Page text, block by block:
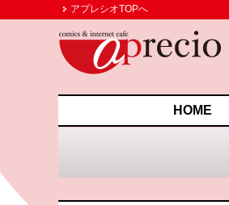
アプレシオTOPへ
HOME